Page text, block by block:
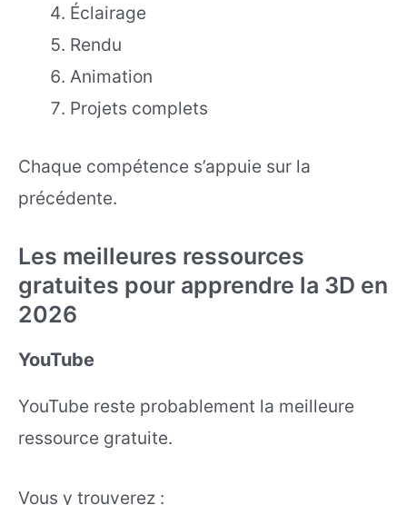
Éclairage
Rendu
Animation
Projets complets
Chaque compétence s’appuie sur la
précédente.
Les meilleures ressources
gratuites pour apprendre la 3D en
2026
YouTube
YouTube reste probablement la meilleure
ressource gratuite.
Vous y trouverez :